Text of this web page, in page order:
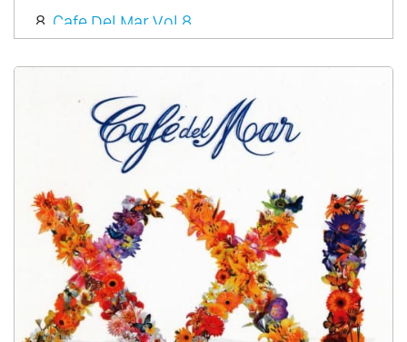
8. Cafe Del Mar Vol.8
Cafe Del Mar Vol.11
Cafe Del Mar Vol.12
Cafe Del Mar Vol.13
14.Cafe Del Mar Vol.14
15.Cafe Del Mar Vol.15
16.Cafe Del Mar Vol.16
Cafe Del Mar Vol.17
18.Cafe Del Mar Vol.18